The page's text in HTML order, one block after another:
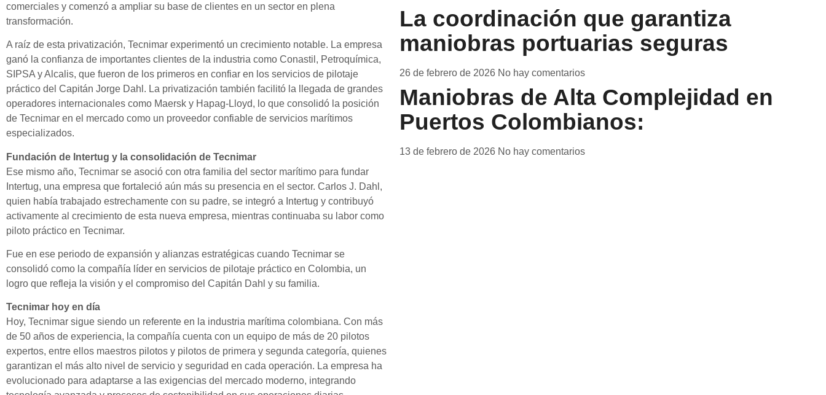
comerciales y comenzó a ampliar su base de clientes en un sector en plena
transformación.
A raíz de esta privatización, Tecnimar experimentó un crecimiento notable. La empresa
ganó la confianza de importantes clientes de la industria como Conastil, Petroquímica,
SIPSA y Alcalis, que fueron de los primeros en confiar en los servicios de pilotaje
práctico del Capitán Jorge Dahl. La privatización también facilitó la llegada de grandes
operadores internacionales como Maersk y Hapag-Lloyd, lo que consolidó la posición
de Tecnimar en el mercado como un proveedor confiable de servicios marítimos
especializados.
Fundación de Intertug y la consolidación de Tecnimar
Ese mismo año, Tecnimar se asoció con otra familia del sector marítimo para fundar
Intertug, una empresa que fortaleció aún más su presencia en el sector. Carlos J. Dahl,
quien había trabajado estrechamente con su padre, se integró a Intertug y contribuyó
activamente al crecimiento de esta nueva empresa, mientras continuaba su labor como
piloto práctico en Tecnimar.
Fue en ese periodo de expansión y alianzas estratégicas cuando Tecnimar se
consolidó como la compañía líder en servicios de pilotaje práctico en Colombia, un
logro que refleja la visión y el compromiso del Capitán Dahl y su familia.
Tecnimar hoy en día
Hoy, Tecnimar sigue siendo un referente en la industria marítima colombiana. Con más
de 50 años de experiencia, la compañía cuenta con un equipo de más de 20 pilotos
expertos, entre ellos maestros pilotos y pilotos de primera y segunda categoría, quienes
garantizan el más alto nivel de servicio y seguridad en cada operación. La empresa ha
evolucionado para adaptarse a las exigencias del mercado moderno, integrando
La coordinación que garantiza
maniobras portuarias seguras
26 de febrero de 2026 No hay comentarios
Maniobras de Alta Complejidad en
Puertos Colombianos:
13 de febrero de 2026 No hay comentarios